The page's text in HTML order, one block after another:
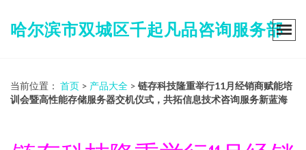
哈尔滨市双城区千起凡品咨询服务部
当前位置： 首页 > 产品大全 > 链存科技隆重举行11月经销商赋能培
训会暨高性能存储服务器交机仪式，共拓信息技术咨询服务新蓝海